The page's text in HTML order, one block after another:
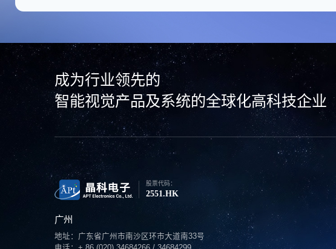
成为行业领先的
智能视觉产品及系统的全球化高科技企业
股票代码：
2551.HK
广州
地址：广东省广州市南沙区环市大道南33号